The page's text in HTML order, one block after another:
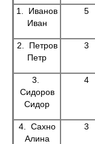
1. Иванов
Иван
5
2. Петров
Петр
3
3.
Сидоров
Сидор
4
4. Сахно
Алина
3